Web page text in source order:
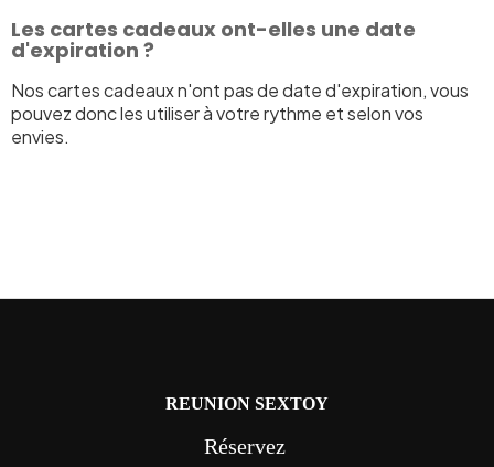
Les cartes cadeaux ont-elles une date
d'expiration ?
Nos cartes cadeaux n'ont pas de date d'expiration, vous
pouvez donc les utiliser à votre rythme et selon vos
envies.
REUNION SEXTOY
Réservez